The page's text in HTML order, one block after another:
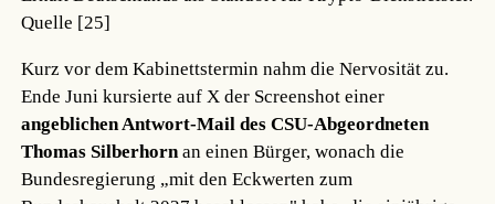
Quelle [25]
Kurz vor dem Kabinettstermin nahm die Nervosität zu.
Ende Juni kursierte auf X der Screenshot einer
angeblichen Antwort-Mail des CSU-Abgeordneten
Thomas Silberhorn an einen Bürger, wonach die
Bundesregierung „mit den Eckwerten zum